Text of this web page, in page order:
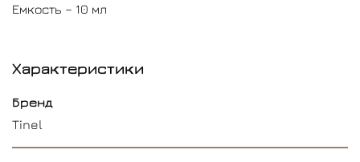
Емкость – 10 мл
Характеристики
Бренд
Tinel